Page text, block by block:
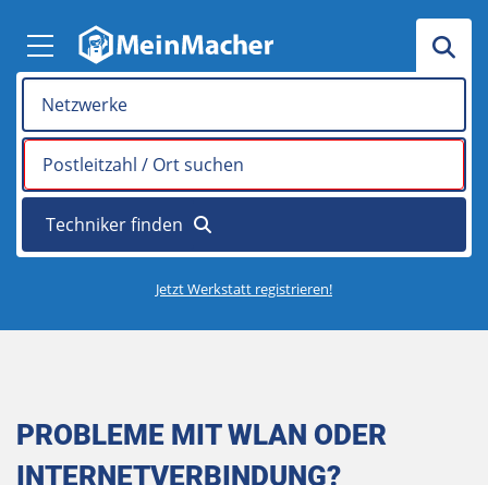
Jetzt Werkstatt registrieren!
PROBLEME MIT WLAN ODER
INTERNETVERBINDUNG?